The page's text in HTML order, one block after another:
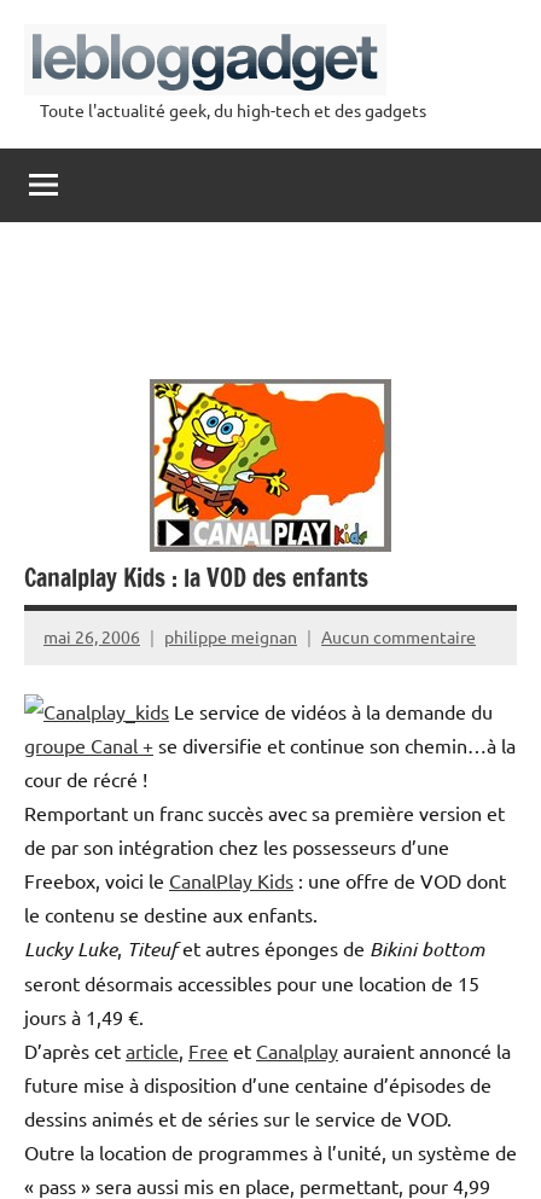
contenu
lebloggadget
Toute l'actualité geek, du high-tech et des gadgets
Canalplay Kids : la VOD des enfants
mai 26, 2006 philippe meignan Aucun commentaire
Le service de vidéos à la demande du
groupe Canal + se diversifie et continue son chemin…à la
cour de récré !
Remportant un franc succès avec sa première version et
de par son intégration chez les possesseurs d’une
Freebox, voici le CanalPlay Kids : une offre de VOD dont
le contenu se destine aux enfants.
Lucky Luke, Titeufet autres éponges de Bikini bottom
seront désormais accessibles pour une location de 15
jours à 1,49 €.
D’après cet article Free et Canalplay auraient annoncé la
future mise à disposition d’une centaine d’épisodes de
dessins animés et de séries sur le service de VOD.
Outre la location de programmes à l’unité, un système de
« pass » sera aussi mis en place, permettant, pour 4,99